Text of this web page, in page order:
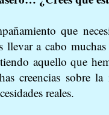
que
llevar a cabo
aquello que
creencias sobre
reales.